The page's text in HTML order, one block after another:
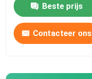
Beste prijs
Contacteer ons